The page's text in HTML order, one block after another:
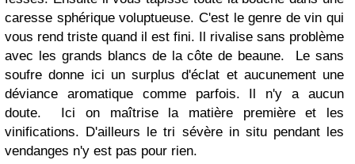
caresse sphérique voluptueuse. C'est le genre de vin qui
vous rend triste quand il est fini. Il rivalise sans problème
avec les grands blancs de la côte de beaune. Le sans
soufre donne ici un surplus d'éclat et aucunement une
déviance aromatique comme parfois. Il n'y a aucun
doute. Ici on maîtrise la matière première et les
vinifications. D'ailleurs le tri sévère in situ pendant les
vendanges n'y est pas pour rien.